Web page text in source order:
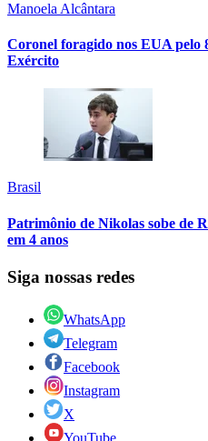
Manoela Alcântara
Coronel foragido nos EUA pelo
Exército
Brasil
Patrimônio de Nikolas sobe de
em 4 anos
Siga nossas redes
WhatsApp
Telegram
Facebook
Instagram
X
YouTube